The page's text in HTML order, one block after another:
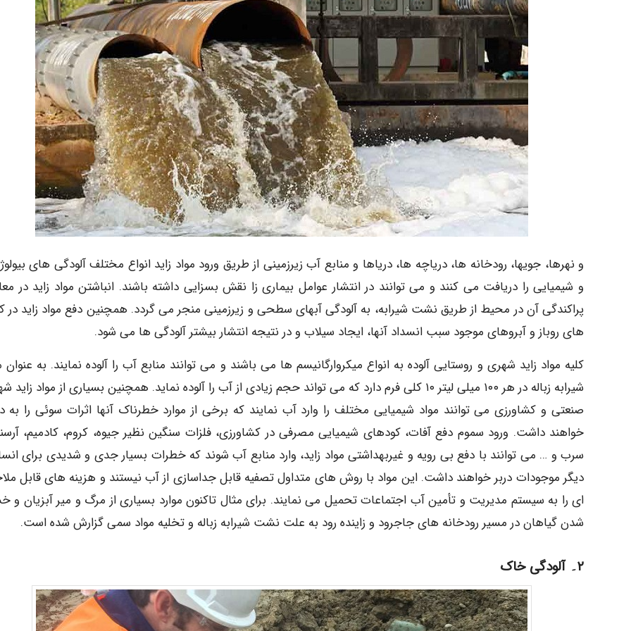
و نهرها، جویها، رودخانه ها، دریاچه ها، دریاها و منابع آب زیرزمینی از طریق ورود مواد زاید انواع مختلف آلودگی های
و شیمیایی را دریافت می کنند و می توانند در انتشار عوامل بیماری زا نقش بسزایی داشته باشند. انباشتن مواد زاید در
پراکندگی آن در محیط از طریق نشت شیرابه، به آلودگی آبهای سطحی و زیرزمینی منجر می گردد. همچنین دفع مواد زاید در
های روباز و آبروهای موجود سبب انسداد آنها، ایجاد سیلاب و در نتیجه انتشار بیشتر آلودگی ها می شود.
کلیه مواد زاید شهری و روستایی آلوده به انواع میکروارگانیسم ها می باشند و می توانند منابع آب را آلوده نمایند. به عنوان
شیرابه زباله در هر ۱۰۰ میلی لیتر ۱۰ کلی فرم دارد که می تواند حجم زیادی از آب را آلوده نماید. همچنین بسیاری از مواد
صنعتی و کشاورزی می توانند مواد شیمیایی مختلف را وارد آب نمایند که برخی از موارد خطرناک آنها اثرات سوئی را به
خواهند داشت. ورود سموم دفع آفات، کودهای شیمیایی مصرفی در کشاورزی، فلزات سنگین نظیر جیوه، کروم، کادمیم،
سرب و … می توانند با دفع بی رویه و غیربهداشتی مواد زاید، وارد منابع آب شوند که خطرات بسیار جدی و شدیدی برای
دیگر موجودات دربر خواهند داشت. این مواد با روش های متداول تصفیه قابل جداسازی از آب نیستند و هزینه های قابل
ای را به سیستم مدیریت و تأمین آب اجتماعات تحمیل می نمایند. برای مثال تاکنون موارد بسیاری از مرگ و میر آبزیان
شدن گیاهان در مسیر رودخانه های جاجرود و زاینده رود به علت نشت شیرابه زباله و تخلیه مواد سمی گزارش شده است.
۲۔ آلودگی خاک